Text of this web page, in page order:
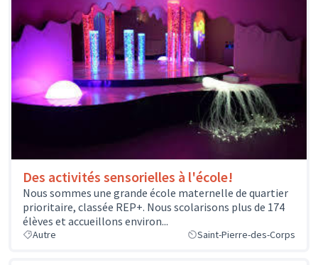
Des activités sensorielles à l'école!
Nous sommes une grande école maternelle de quartier
prioritaire, classée REP+. Nous scolarisons plus de 174
élèves et accueillons environ...
Autre Saint-Pierre-des-Corps